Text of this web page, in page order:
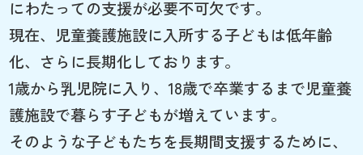
にわたっての支援が必要不可欠です。
現在、児童養護施設に入所する子どもは低年齢
化、さらに長期化しております。
1歳から乳児院に入り、18歳で卒業するまで児童養
護施設で暮らす子どもが増えています。
そのような子どもたちを長期間支援するために、